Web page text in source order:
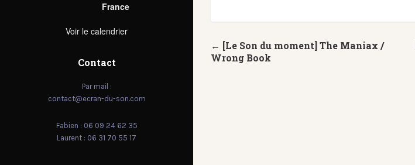
France
Voir le calendrier
Contact
Par mail :
contact@ecran-du-son.com
Fabien : 06 09 24 62 35
Laurent : 06 31 70 55 17
← [Le Son du moment] The Maniax /
Wrong Book